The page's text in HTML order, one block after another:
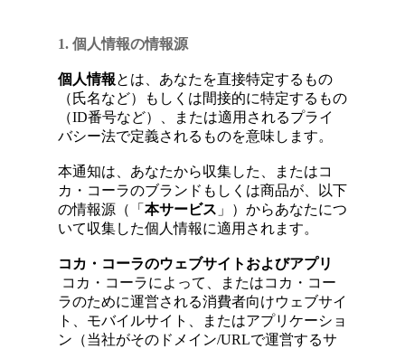
1. 個人情報の情報源
個人情報とは、あなたを直接特定するもの
（氏名など）もしくは間接的に特定するもの
（ID番号など）、または適用されるプライ
バシー法で定義されるものを意味します。
本通知は、あなたから収集した、またはコ
カ・コーラのブランドもしくは商品が、以下
の情報源（「 本サービス 」）からあなたにつ
いて収集した個人情報に適用されます。
コカ・コーラのウェブサイトおよびアプリ
コカ・コーラによって、またはコカ・コー
ラのために運営される消費者向けウェブサイ
ト、モバイルサイト、またはアプリケーショ
ン（当社がそのドメイン/URLで運営するサ